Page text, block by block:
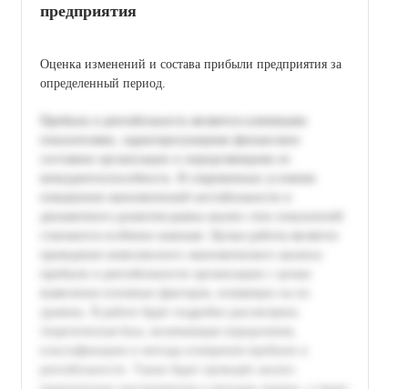
предприятия
Оценка изменений и состава прибыли предприятия за
определенный период.